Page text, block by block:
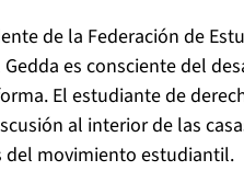
de la Federación de
es consciente del
El estudiante de
al interior de las
del movimiento estudiantil.